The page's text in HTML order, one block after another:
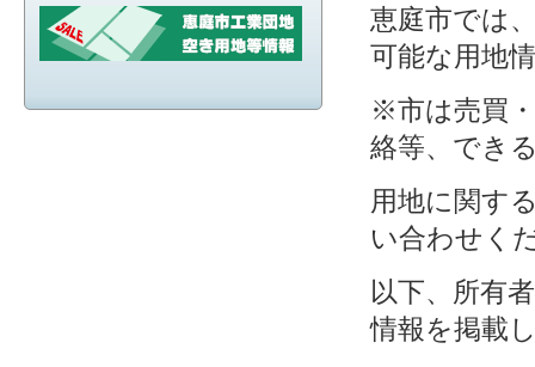
恵庭市では
可能な用地
※市は売買
絡等、でき
用地に関す
い合わせく
以下、所有
情報を掲載